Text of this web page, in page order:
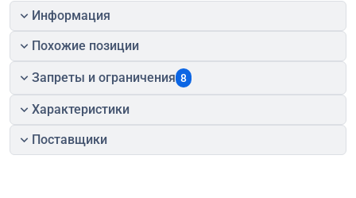
Информация
Похожие позиции
Запреты и ограничения 8
Характеристики
Поставщики